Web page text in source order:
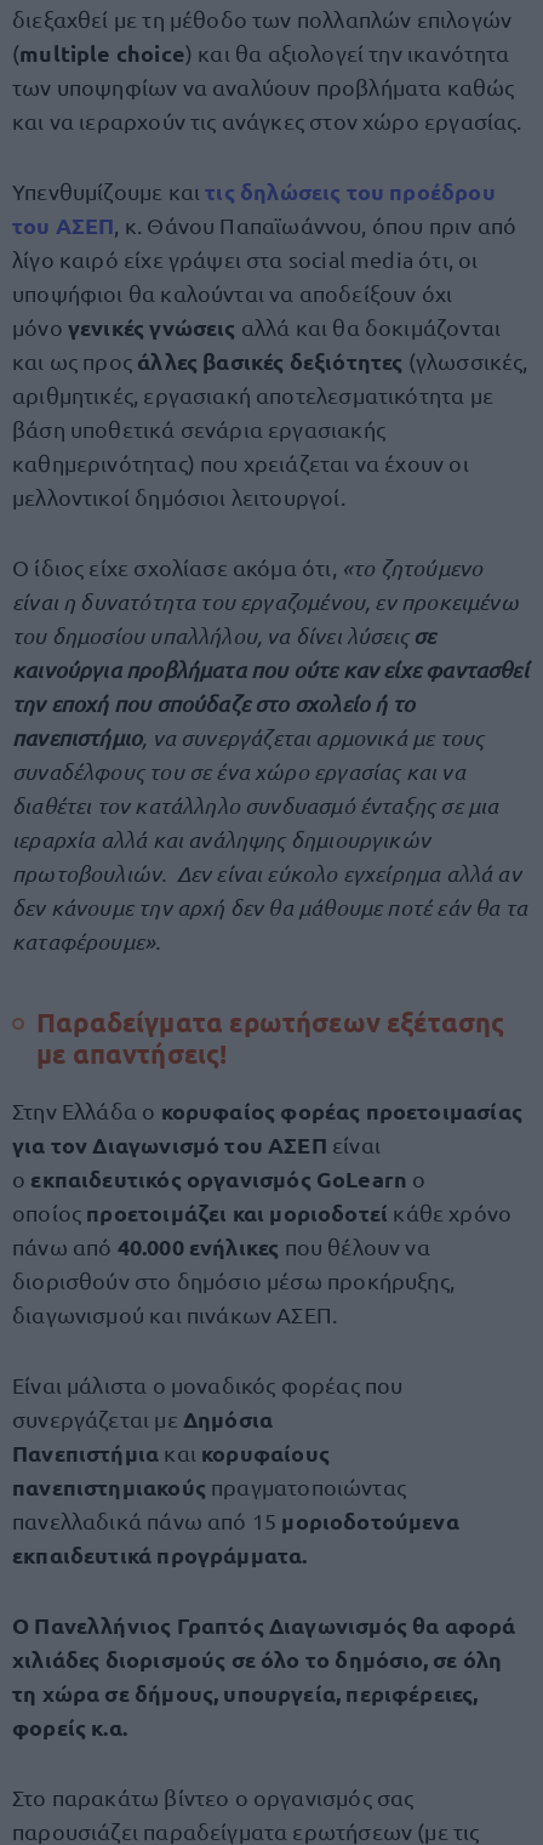
διεξαχθεί με τη μέθοδο των πολλαπλών επιλογών
(multiple choice) και θα αξιολογεί την ικανότητα
των υποψηφίων να αναλύουν προβλήματα καθώς
και να ιεραρχούν τις ανάγκες στον χώρο εργασίας.
Υπενθυμίζουμε καιτις δηλώσεις του προέδρου
του ΑΣΕΠ , κ. Θάνου Παπαϊωάννου, όπου πριν από
λίγο καιρό είχε γράψει στα social media ότι, οι
υποψήφιοι θα καλούνται να αποδείξουν όχι
μόνο γενικές γνώσεις αλλά και θα δοκιμάζονται
και ως προςάλλες βασικές δεξιότητες (γλωσσικές,
αριθμητικές, εργασιακή αποτελεσματικότητα με
βάση υποθετικά σενάρια εργασιακής
καθημερινότητας) που χρειάζεται να έχουν οι
μελλοντικοί δημόσιοι λειτουργοί.
Ο ίδιος είχε σχολίασε ακόμα ότι, «το ζητούμενο
είναι η δυνατότητα του εργαζομένου, εν προκειμένω
του δημοσίου υπαλλήλου, να δίνει λύσεις σε
καινούργια προβλήματα που ούτε καν είχε φαντασθεί
την εποχή που σπούδαζε στο σχολείο ή το
πανεπιστήμιο, να συνεργάζεται αρμονικά με τους
συναδέλφους του σε ένα χώρο εργασίας και να
διαθέτει τον κατάλληλο συνδυασμό ένταξης σε μια
ιεραρχία αλλά και ανάληψης δημιουργικών
πρωτοβουλιών. Δεν είναι εύκολο εγχείρημα αλλά αν
δεν κάνουμε την αρχή δεν θα μάθουμε ποτέ εάν θα τα
καταφέρουμε».
Παραδείγματα ερωτήσεων εξέτασης
με απαντήσεις!
Στην Ελλάδα ο κορυφαίος φορέας προετοιμασίας
για τον Διαγωνισμό του ΑΣΕΠ είναι
ο εκπαιδευτικός οργανισμός GoLearn ο
οποίος προετοιμάζει και μοριοδοτεί κάθε χρόνο
πάνω από 40.000 ενήλικες που θέλουν να
διορισθούν στο δημόσιο μέσω προκήρυξης,
διαγωνισμού και πινάκων ΑΣΕΠ.
Είναι μάλιστα ο μοναδικός φορέας που
συνεργάζεται με Δημόσια
Πανεπιστήμια και κορυφαίους
πανεπιστημιακούς πραγματοποιώντας
πανελλαδικά πάνω από 15 μοριοδοτούμενα
εκπαιδευτικά προγράμματα.
Ο Πανελλήνιος Γραπτός Διαγωνισμός θα αφορά
χιλιάδες διορισμούς σε όλο το δημόσιο, σε όλη
τη χώρα σε δήμους, υπουργεία, περιφέρειες,
φορείς κ.α.
Στο παρακάτω βίντεο ο οργανισμός σας
παρουσιάζει παραδείγματα ερωτήσεων (με τις